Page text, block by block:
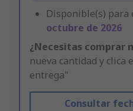
Disponible(s) para
octubre de 2026
¿Necesitas comprar
nueva cantidad y clica
entrega"
Consultar